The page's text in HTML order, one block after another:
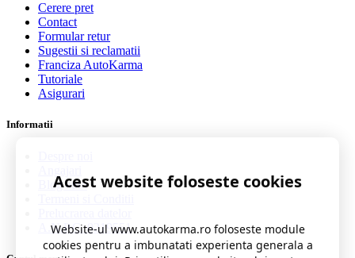
Cerere pret
Contact
Formular retur
Sugestii si reclamatii
Franciza AutoKarma
Tutoriale
Asigurari
Informatii
Blog auto
A.N.P.C. 0219551
Acest website foloseste cookies
Website-ul www.autokarma.ro foloseste module
cookies pentru a imbunatati experienta generala a